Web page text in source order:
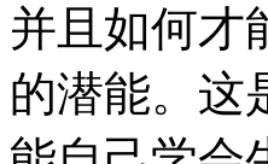
并且如何才
的潜能。这